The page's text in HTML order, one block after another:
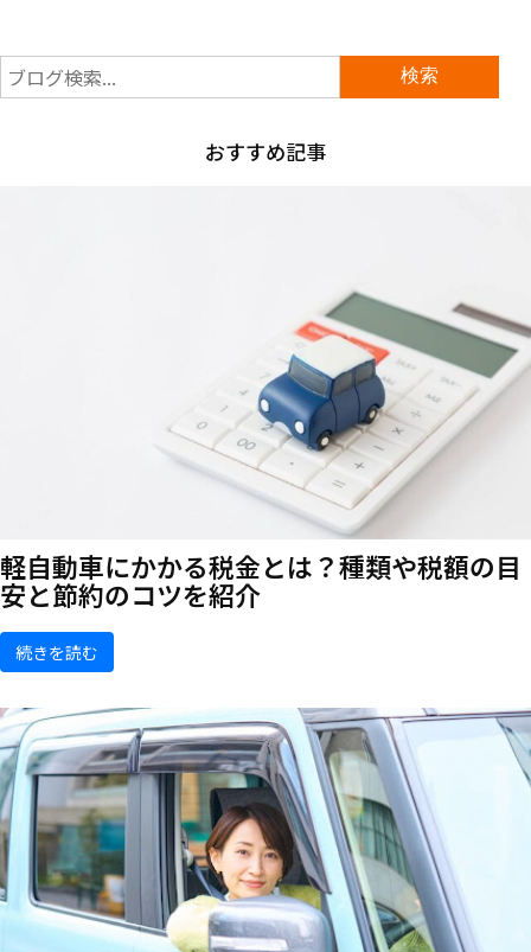
おすすめ記事
軽自動車にかかる税金とは？種類や税額の目
安と節約のコツを紹介
続きを読む